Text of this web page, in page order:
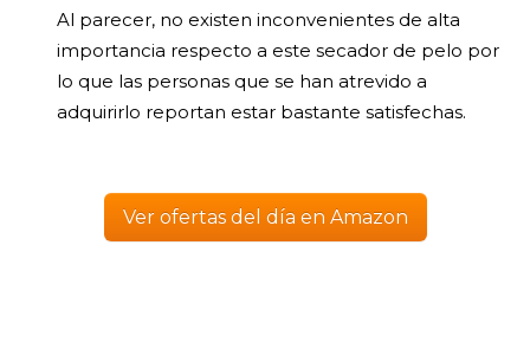
Al parecer, no existen inconvenientes de alta
importancia respecto a este secador de pelo por
lo que las personas que se han atrevido a
adquirirlo reportan estar bastante satisfechas.
Ver ofertas del día en Amazon